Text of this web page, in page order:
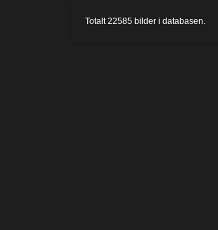
Totalt22585 bilder i databasen.